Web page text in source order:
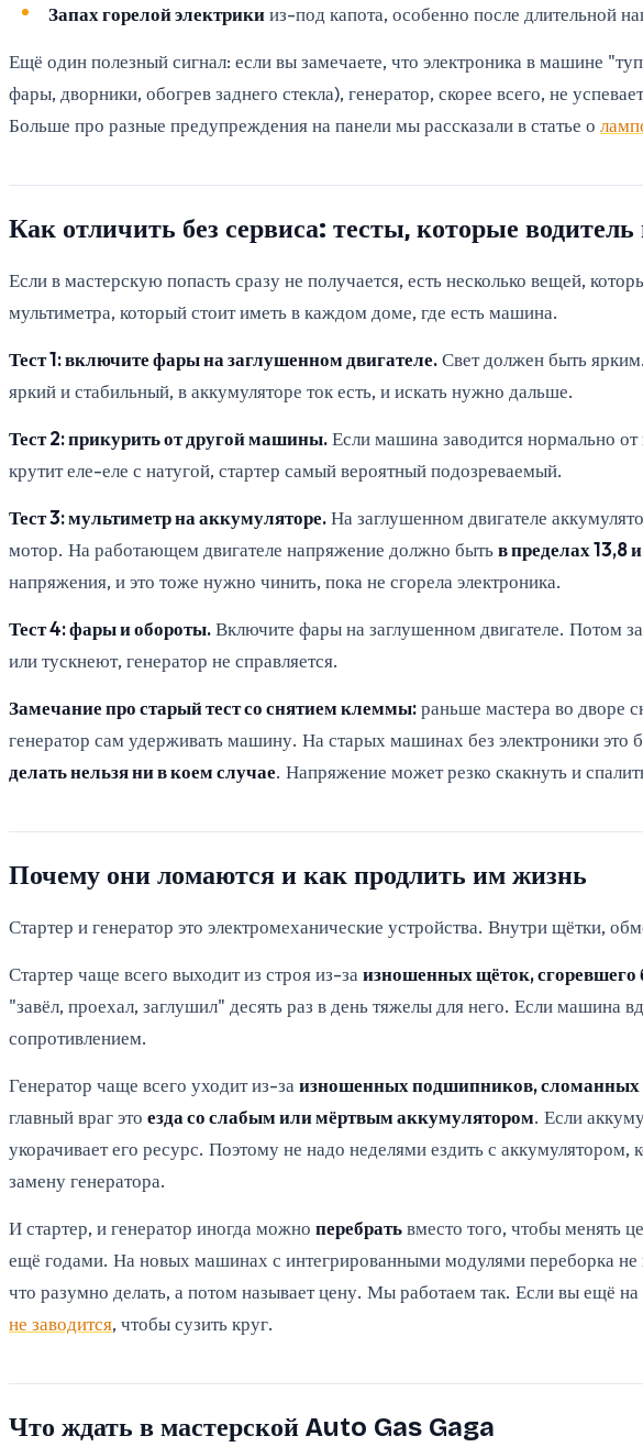
Запах горелой электрикииз-под капота, особенно после длительной
Ещё один полезный сигнал: если вы замечаете, что электроника в машине
фары, дворники, обогрев заднего стекла), генератор, скорее всего, не
Больше про разные предупреждения на панели мы рассказали в статье о
Как отличить без сервиса: тесты, которые
Если в мастерскую попасть сразу не получается, есть несколько вещей,
мультиметра, который стоит иметь в каждом доме, где есть машина.
Тест 1: включите фары на заглушенном двигателе.Свет должен быть
яркий и стабильный, в аккумуляторе ток есть, и искать нужно дальше.
Тест 2: прикурить от другой машины.Если машина заводится нормально
крутит еле-еле с натугой, стартер самый вероятный подозреваемый.
Тест 3: мультиметр на аккумуляторе.На заглушенном двигателе
мотор. На работающем двигателе напряжение должно бытьв пределах 13,8
напряжения, и это тоже нужно чинить, пока не сгорела электроника.
Тест 4: фары и обороты.Включите фары на заглушенном двигателе. Потом
или тускнеют, генератор не справляется.
Замечание про старый тест со снятием клеммы:раньше мастера во дворе
генератор сам удерживать машину. На старых машинах без электроники
делать нельзя ни в коем случае. Напряжение может резко скакнуть и
Почему они ломаются и как продлить им жизнь
Стартер и генератор это электромеханические устройства. Внутри щётки,
Стартер чаще всего выходит из строя из-за изношенных щёток, сгоревшего
"завёл, проехал, заглушил" десять раз в день тяжелы для него. Если машина
сопротивлением.
Генератор чаще всего уходит из-за изношенных подшипников, сломанных
главный враг это езда со слабым или мёртвым аккумулятором. Если
укорачивает его ресурс. Поэтому не надо неделями ездить с
замену генератора.
И стартер, и генератор иногда можно перебратьвместо того, чтобы менять
ещё годами. На новых машинах с интегрированными модулями переборка не
что разумно делать, а потом называет цену. Мы работаем так. Если вы ещё
не заводится, чтобы сузить круг.
Что ждать в мастерской Auto Gas Gaga